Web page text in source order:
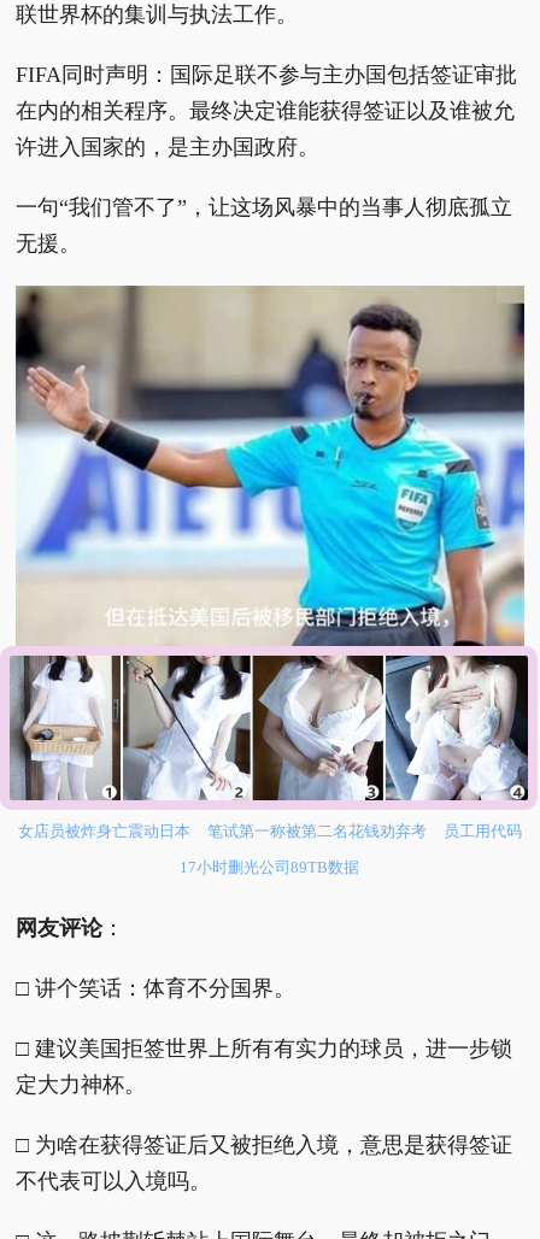
联世界杯的集训与执法工作。
FIFA同时声明：国际足联不参与主办国包括签证审批
在内的相关程序。最终决定谁能获得签证以及谁被允
许进入国家的，是主办国政府。
一句“我们管不了”，让这场风暴中的当事人彻底孤立
无援。
9岁女孩性早熟骨骼已接近闭合 泰航拒绝20多名中国乘客登机 两名
女店员被炸身亡震动日本 笔试第一称被第二名花钱劝弃考
员工用代码
17小时删光公司89TB数据
网友评论：
□ 讲个笑话：体育不分国界。
□ 建议美国拒签世界上所有有实力的球员，进一步锁
定大力神杯。
□ 为啥在获得签证后又被拒绝入境，意思是获得签证
不代表可以入境吗。